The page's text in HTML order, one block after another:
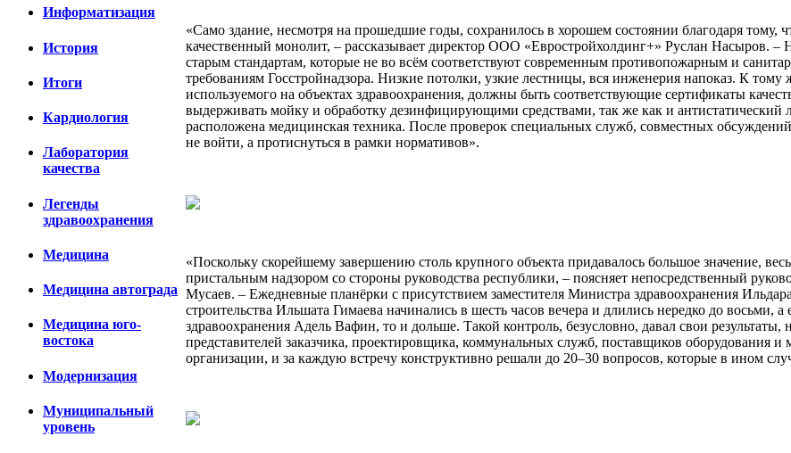
Информатизация
История
Итоги
Кардиология
Лаборатория
качества
Легенды
здравоохранения
Медицина
Медицина автограда
Медицина юго-
востока
Модернизация
Муниципальный
уровень
«Само здание, несмотря на прошедшие годы, сохранилось в хорошем состоянии благодаря тому,
качественный монолит, – рассказывает директор ООО «Евростройхолдинг+» Руслан Насыров. –
старым стандартам, которые не во всём соответствуют современным противопожарным и
требованиям Госстройнадзора. Низкие потолки, узкие лестницы, вся инженерия напоказ. К тому
используемого на объектах здравоохранения, должны быть соответствующие сертификаты
выдерживать мойку и обработку дезинфицирующими средствами, так же как и антистатический
расположена медицинская техника. После проверок специальных служб, совместных
не войти, а протиснуться в рамки нормативов».
«Поскольку скорейшему завершению столь крупного объекта придавалось большое значение,
пристальным надзором со стороны руководства республики, – поясняет непосредственный
Мусаев. – Ежедневные планёрки с присутствием заместителя Министра здравоохранения
строительства Ильшата Гимаева начинались в шесть часов вечера и длились нередко до восьми,
здравоохранения Адель Вафин, то и дольше. Такой контроль, безусловно, давал свои
представителей заказчика, проектировщика, коммунальных служб, поставщиков оборудования и
организации, и за каждую встречу конструктивно решали до 20–30 вопросов, которые в ином